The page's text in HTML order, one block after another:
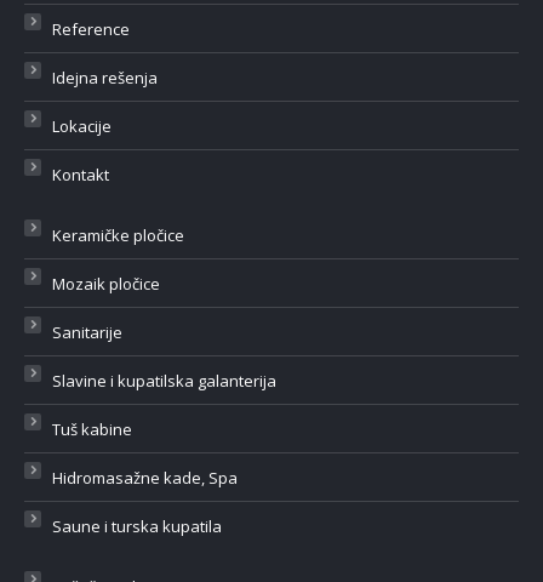
Reference
Idejna rešenja
Lokacije
Kontakt
Keramičke pločice
Mozaik pločice
Sanitarije
Slavine i kupatilska galanterija
Tuš kabine
Hidromasažne kade, Spa
Saune i turska kupatila